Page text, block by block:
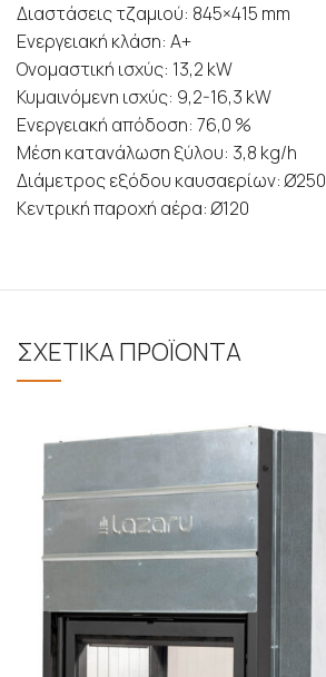
Διαστάσεις τζαμιού: 845×415 mm
Ενεργειακή κλάση: Α+
Ονομαστική ισχύς: 13,2 kW
Κυμαινόμενη ισχύς: 9,2-16,3 kW
Ενεργειακή απόδοση: 76,0 %
Μέση κατανάλωση ξύλου: 3,8 kg/h
Διάμετρος εξόδου καυσαερίων: Ø250
Κεντρική παροχή αέρα: Ø120
ΣΧΕΤΙΚΑ ΠΡΟΪΟΝΤΑ